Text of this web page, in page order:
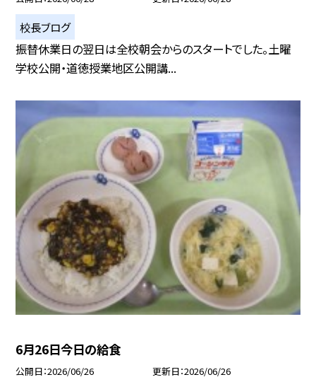
校長ブログ
振替休業日の翌日は全校朝会からのスタートでした。土曜
学校公開・道徳授業地区公開講...
6月26日今日の給食
公開日 2026/06/26 更新日 2026/06/26